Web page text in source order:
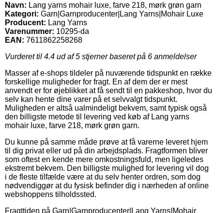
Navn: Lang yarns mohair luxe, farve 218, mørk grøn garn
Kategori: Garn|Garnproducenter|Lang Yarns|Mohair Luxe
Producent: Lang Yarns
Varenummer: 10295-da
EAN: 7611862258268
Vurderet til 4.4 ud af 5 stjerner baseret på 6 anmeldelser
Masser af e-shops tildeler på nuværende tidspunkt en række
forskellige muligheder for fragt. En af dem der er mest
anvendt er for øjeblikket at få sendt til en pakkeshop, hvor du
selv kan hente dine varer på et selvvalgt tidspunkt.
Muligheden er altså ualmindeligt bekvem, samt typisk også
den billigste metode til levering ved køb af Lang yarns
mohair luxe, farve 218, mørk grøn garn.
Du kunne på samme måde prøve at få varerne leveret hjem
til dig privat eller ud på din arbejdsplads. Fragtformen bliver
som oftest en kende mere omkostningsfuld, men ligeledes
ekstremt bekvem. Den billigste mulighed for levering vil dog
i de fleste tilfælde være at du selv henter ordren, som dog
nødvendiggør at du fysisk befinder dig i nærheden af online
webshoppens tilholdssted.
Fragttiden på Garn|Garnproducenter|Lang Yarns|Mohair